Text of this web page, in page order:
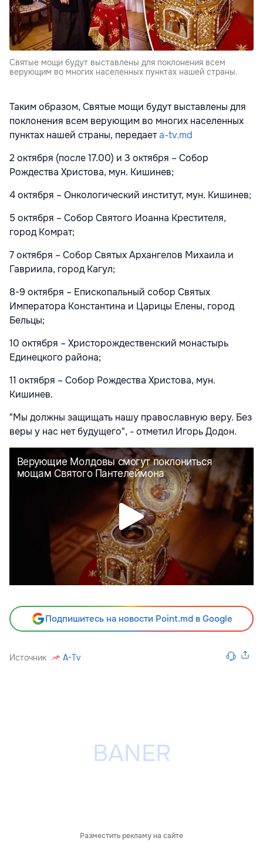
Святые мощи будут выставлены для поклонения всем
верующим во многих населенных пунктах нашей страны.
Таким образом, Святые мощи будут выставлены для
поклонения всем верующим во многих населенных
пунктах нашей страны, передаетa-tv.md
2 октября (после 17.00) и 3 октября – Собор
Рождества Христова, мун. Кишинев;
4 октября – Онкологический институт, мун. Кишинев;
5 октября – Собор Святого Иоанна Крестителя,
город Комрат;
7 октября – Собор Святых Архангелов Михаила и
Гавриила, город Кагул;
8-9 октября – Епископальный собор Святых
Императора Константина и Царицы Елены, город
Бельцы;
10 октября – Христорождественский монастырь
Единецкого района;
11 октября – Собор Рождества Христова, мун.
Кишинев.
"Мы должны защищать нашу православную веру. Без
веры у нас нет будущего", - отметил Игорь Додон.
Подпишитесь на новости Point.md в Google
Источник A-Tv
Разместить рекламу на сайте